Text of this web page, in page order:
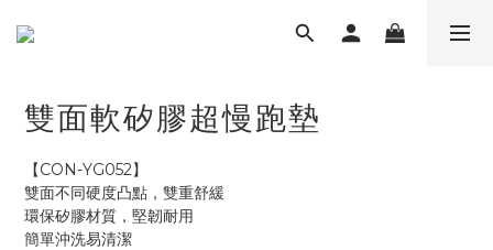
雙面軟矽膠超慢跑墊
【CON-YG052】
雙面不同硬度凸點，雙重舒緩
環保矽膠材質，堅韌耐用
簡單沖洗易清潔